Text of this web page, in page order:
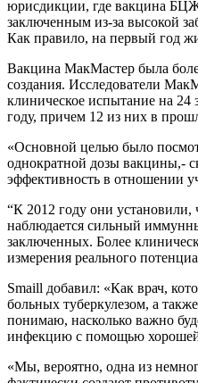
юрисдикции, где вакцина БЦЖ
заключенным из-за высокой
Как правило, на первый год
Вакцина МакМастер была
создания. Исследователи
клиническое испытание на 24
году, причем 12 из них в
«Основной целью было
однократной дозы вакцины,-
эффективность в отношении
“К 2012 году они установили,
наблюдается сильный
заключенных. Более
измерения реального
Smaill добавил: «Как врач,
больных туберкулезом, а
понимаю, насколько важно
инфекцию с помощью
«Мы, вероятно, одна из